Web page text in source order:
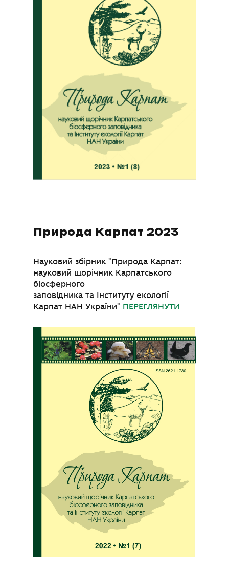
Природа Карпат 2023
Науковий збірник "Природа Карпат:
науковий щорічник Карпатського
біосферного
заповідника та Інституту екології
Карпат НАН України" ПЕРЕГЛЯНУТИ